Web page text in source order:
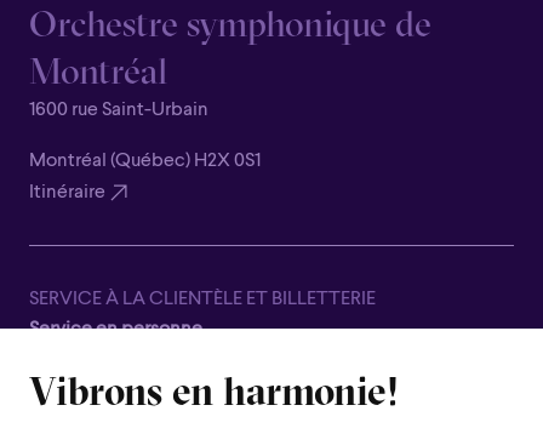
Vibrons en harmonie!
Orchestre symphonique de
Montréal
1600 rue Saint-Urbain
Montréal (Québec) H2X 0S1
Itinéraire
SERVICE À LA CLIENTÈLE ET BILLETTERIE
Service en personne
1600 rue Saint-Urbain,